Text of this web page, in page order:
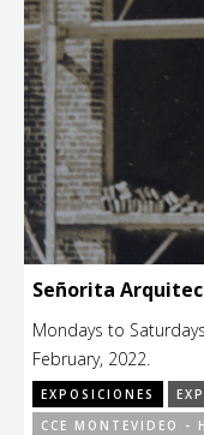
Señorita
Mondays to
February, 2022.
EXPOSICIONES
CCE MONTEVIDEO -